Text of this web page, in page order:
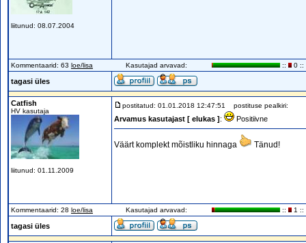
liitunud: 08.07.2004
Kommentaarid: 63 loe/lisa Kasutajad arvavad: :: 0 ::
tagasi üles
Catfish
HV kasutaja
liitunud: 01.11.2009
postitatud: 01.01.2018 12:47:51 postituse pealkiri:
Arvamus kasutajast [ elukas ]: Positiivne
Väärt komplekt mõistliku hinnaga Tänud!
Kommentaarid: 28 loe/lisa Kasutajad arvavad: :: 1 ::
tagasi üles